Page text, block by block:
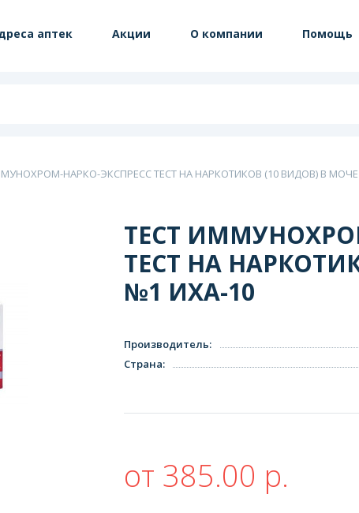
аптек Акции О компании Помощь
НАРКО-ЭКСПРЕСС ТЕСТ НА НАРКОТИКОВ (10 ВИДОВ) В
ТЕСТ
ТЕСТ НА
№1 ИХА-10
Производитель:
Страна:
от 385.00 р.